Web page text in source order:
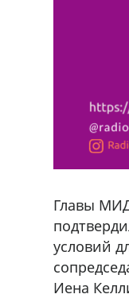
Главы
условий
Иена